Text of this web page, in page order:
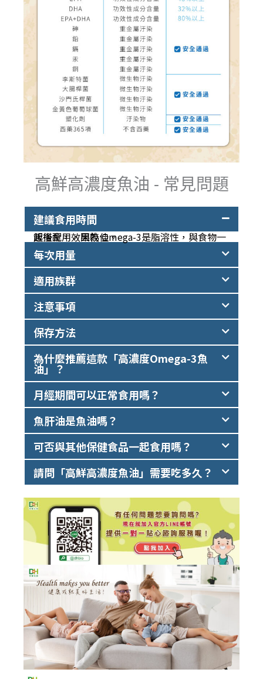
高鮮高濃度魚油 - 常見問題
建議食用時間
飯後食用，因為 Omega-3是脂溶性，與食物一起搭配，效果較佳。
每次用量
適用族群
注意事項
保存方法
為什麼推薦這款「高濃度Omega-3魚
油」？
月經期間可以正常食用嗎？
魚肝油是魚油嗎？
可否與其他保健食品一起食用嗎？
請問「高鮮高濃度魚油」需要吃多久？